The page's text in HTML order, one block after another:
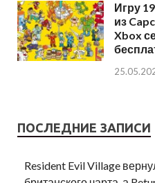
Игру
из
Xbox
ПОСЛЕДНИЕ ЗАПИСИ
Resident Evil Village